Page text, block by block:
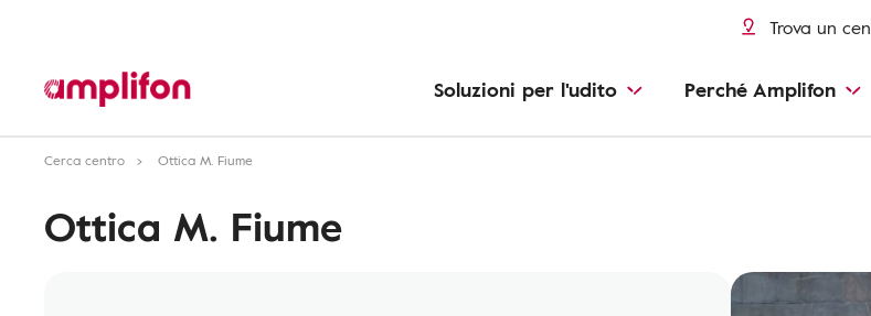
Trova un
Soluzioni per l'udito Perché Amplifon
Cerca centro Ottica M. Fiume
Ottica M. Fiume